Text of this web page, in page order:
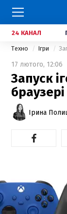
24 КАНАЛ
Техно Ігри
17 лютого, 12:06
Запуск
браузері
Ірина